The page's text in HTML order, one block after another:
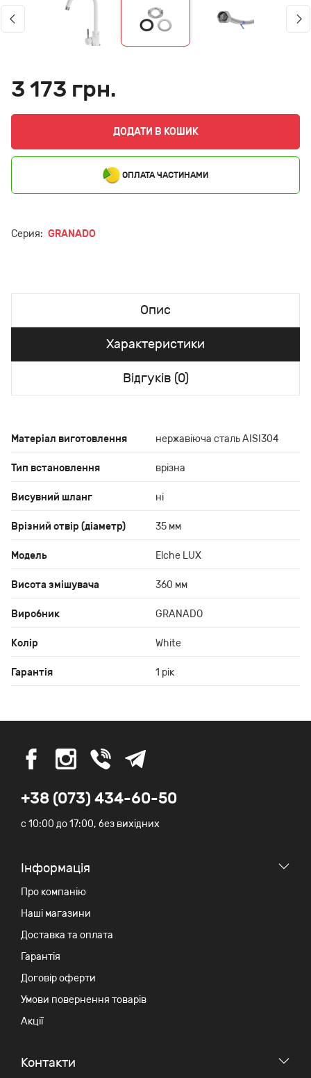
3 173 грн.
ДОДАТИ В КОШИК
ОПЛАТА ЧАСТИНАМИ
Серия: GRANADO
Опис
Характеристики
Відгуків (0)
Матеріал виготовлення нержавіюча сталь AISI304
Тип встановлення врізна
Висувний шланг ні
Врізний отвір (діаметр) 35 мм
Модель Elche LUX
Висота змішувача 360 мм
Виробник GRANADO
Колір White
Гарантія 1 рік
+38 (073) 434-60-50
c 10:00 до 17:00, без вихідних
Iнформація
Про компанію
Наші магазини
Доставка та оплата
Гарантія
Договір оферти
Умови повернення товарів
Акції
Контакти